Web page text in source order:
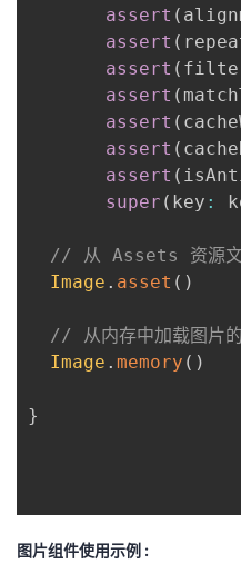
assert (
assert (
assert (
assert (
assert (
assert (
assert (
super ( key :
// 从 Assets 资源文
Image . asset ( )
// 从内存中加载图片
Image . memory ( )
}
图片组件使用示例 :